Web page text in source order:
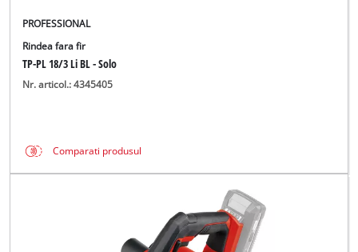
PROFESSIONAL
Rindea fara fir
TP-PL 18/3 Li BL - Solo
Nr. articol.: 4345405
Comparati produsul